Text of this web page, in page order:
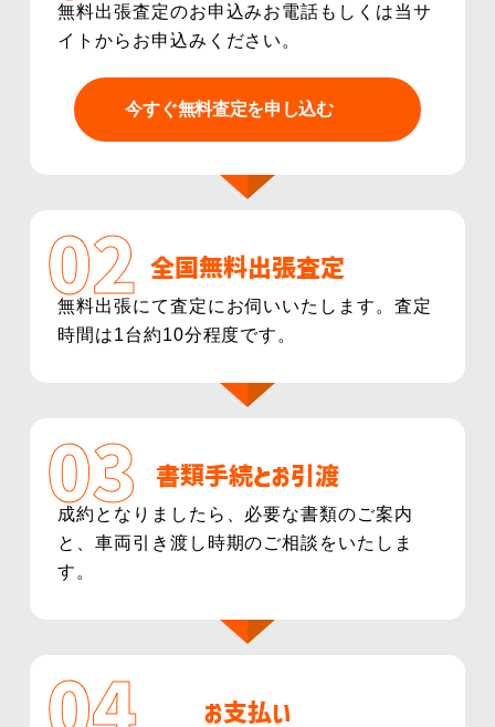
無料出張査定のお申込みお電話もしくは当サ
イトからお申込みください。
今すぐ無料査定を申し込む
全国無料出張査定
無料出張にて査定にお伺いいたします。査定
時間は1台約10分程度です。
書類手続とお引渡
成約となりましたら、必要な書類のご案内
と、車両引き渡し時期のご相談をいたしま
す。
お支払い